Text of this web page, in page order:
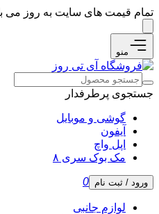
تمام قیمت های سایت به روز می
منو
جستجوی پرطرفدار
گوشی و موبایل
آیفون
اپل واچ
مک بوک سری ۸
ورود / ثبت نام 0
لوازم جانبی